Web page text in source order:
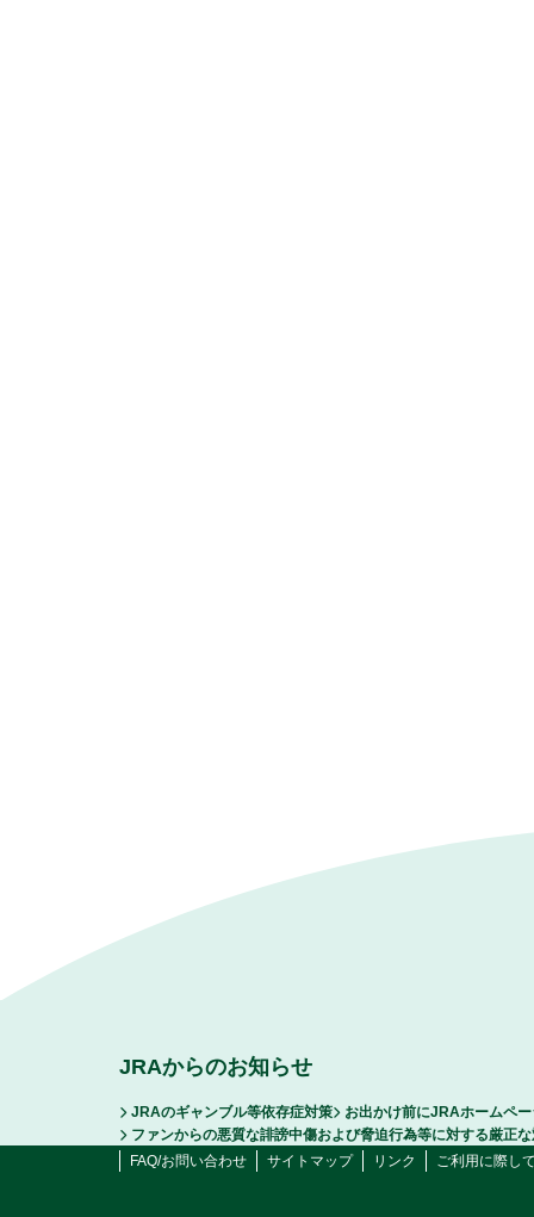
JRAからのお知らせ
JRAのギャンブル等依存症対策
お出かけ前にJRAホームペ
ファンからの悪質な誹謗中傷および脅迫行為等に対する厳正
FAQ/お問い合わせ
サイトマップ リンク ご利用に際し